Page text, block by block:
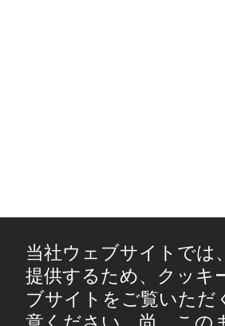
当社ウェブサイトでは
提供するため、クッキ
ブサイトをご覧いただ